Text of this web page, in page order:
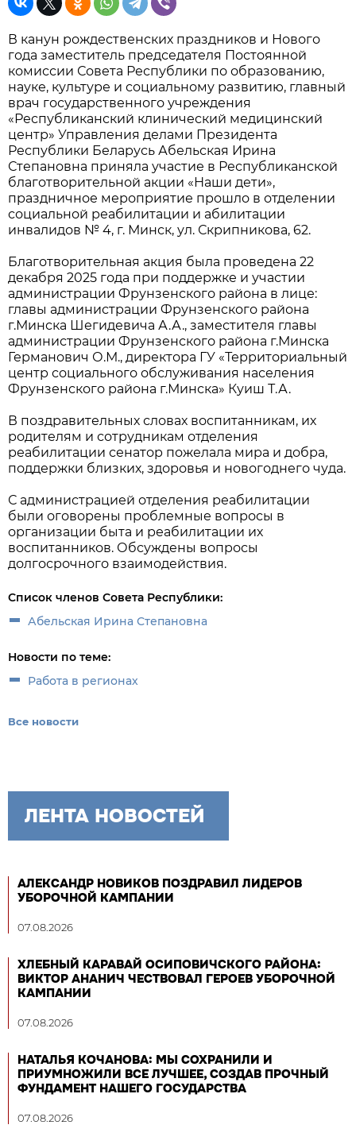
В канун рождественских праздников и Нового
года заместитель председателя Постоянной
комиссии Совета Республики по образованию,
науке, культуре и социальному развитию, главный
врач государственного учреждения
«Республиканский клинический медицинский
центр» Управления делами Президента
Республики Беларусь Абельская Ирина
Степановна приняла участие в Республиканской
благотворительной акции «Наши дети»,
праздничное мероприятие прошло в отделении
социальной реабилитации и абилитации
инвалидов № 4, г. Минск, ул. Скрипникова, 62.
Благотворительная акция была проведена 22
декабря 2025 года при поддержке и участии
администрации Фрунзенского района в лице:
главы администрации Фрунзенского района
г.Минска Шегидевича А.А., заместителя главы
администрации Фрунзенского района г.Минска
Германович О.М., директора ГУ «Территориальный
центр социального обслуживания населения
Фрунзенского района г.Минска» Куиш Т.А.
В поздравительных словах воспитанникам, их
родителям и сотрудникам отделения
реабилитации сенатор пожелала мира и добра,
поддержки близких, здоровья и новогоднего чуда.
С администрацией отделения реабилитации
были оговорены проблемные вопросы в
организации быта и реабилитации их
воспитанников. Обсуждены вопросы
долгосрочного взаимодействия.
Список членов Совета Республики:
Абельская Ирина Степановна
Новости по теме:
Работа в регионах
Все новости
ЛЕНТА НОВОСТЕЙ
АЛЕКСАНДР НОВИКОВ ПОЗДРАВИЛ ЛИДЕРОВ
УБОРОЧНОЙ КАМПАНИИ
07.08.2026
ХЛЕБНЫЙ КАРАВАЙ ОСИПОВИЧСКОГО РАЙОНА:
ВИКТОР АНАНИЧ ЧЕСТВОВАЛ ГЕРОЕВ УБОРОЧНОЙ
КАМПАНИИ
07.08.2026
НАТАЛЬЯ КОЧАНОВА: МЫ СОХРАНИЛИ И
ПРИУМНОЖИЛИ ВСЕ ЛУЧШЕЕ, СОЗДАВ ПРОЧНЫЙ
ФУНДАМЕНТ НАШЕГО ГОСУДАРСТВА
07.08.2026